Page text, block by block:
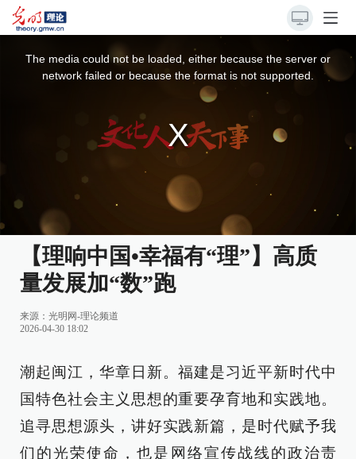
The media could not be loaded, either because the server or
network failed or because the format is not supported.
【理响中国•幸福有“理”】高质
量发展加“数”跑
来源： 光明网-理论频道
2026-04-30 18:02
潮起闽江，华章日新。福建是习近平新时代中
国特色社会主义思想的重要孕育地和实践地。
追寻思想源头，讲好实践新篇，是时代赋予我
们的光荣使命，也是网络宣传战线的政治责